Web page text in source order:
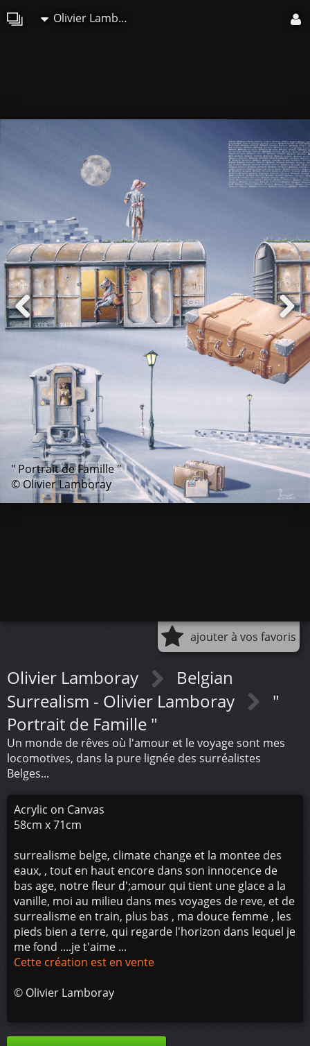
Olivier Lamboray
" Portrait de Famille "
© Olivier Lamboray
ajouter à vos favoris
Olivier Lamboray
Belgian
Surrealism - Olivier Lamboray
"
Portrait de Famille "
Un monde de rêves où l'amour et le voyage sont mes
locomotives, dans la pure lignée des surréalistes
Belges...
Acrylic on Canvas
58cm x 71cm
surrealisme belge, climate change et la montee des
eaux, , tout en haut encore dans son innocence de
bas age, notre fleur d';amour qui tient une glace a la
vanille, moi au milieu dans mes voyages de reve, et de
surrealisme en train, plus bas , ma douce femme , les
pieds bien a terre, qui regarde l'horizon dans lequel je
me fond ....je t'aime ...
Cette création est en vente
© Olivier Lamboray